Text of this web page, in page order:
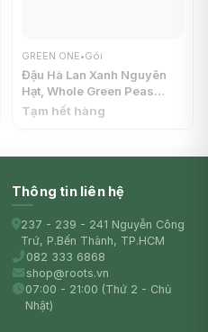
GREEN ONE•Gói
Đậu Hà Lan Xanh Nguyên
Hạt, Whole Green Peas
(500g) - GREEN ONE
Tạm hết hàng
Thông tin liên hệ
237 - 239 - 241 Nguyễn Công
Trứ, P.Bến Thành, TP.HCM
082 333 6868
shop@roots.vn
07:00 - 21:00 (Thứ 2 - Chủ
Nhật)